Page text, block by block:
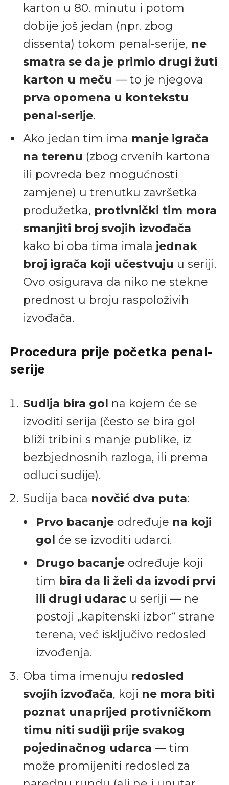
karton u 80. minutu i potom
dobije još jedan (npr. zbog
dissenta) tokom penal-serije, ne
smatra se da je primio drugi žuti
karton u meču — to je njegova
prva opomena u kontekstu
penal-serije.
Ako jedan tim ima manje igrača
na terenu (zbog crvenih kartona
ili povreda bez mogućnosti
zamjene) u trenutku završetka
produžetka, protivnički tim mora
smanjiti broj svojih izvođača
kako bi oba tima imala jednak
broj igrača koji učestvuju u seriji.
Ovo osigurava da niko ne stekne
prednost u broju raspoloživih
izvođača.
Procedura prije početka penal-
serije
Sudija bira gol na kojem će se
izvoditi serija (često se bira gol
bliži tribini s manje publike, iz
bezbjednosnih razloga, ili prema
odluci sudije).
Sudija baca novčić dva puta:
Prvo bacanje određuje na koji
gol će se izvoditi udarci.
Drugo bacanje određuje koji
tim bira da li želi da izvodi prvi
ili drugi udarac u seriji — ne
postoji „kapitenski izbor“ strane
terena, već isključivo redosled
izvođenja.
Oba tima imenuju redosled
svojih izvođača, koji ne mora biti
poznat unaprijed protivničkom
timu niti sudiji prije svakog
pojedinačnog udarca — tim
može promijeniti redosled za